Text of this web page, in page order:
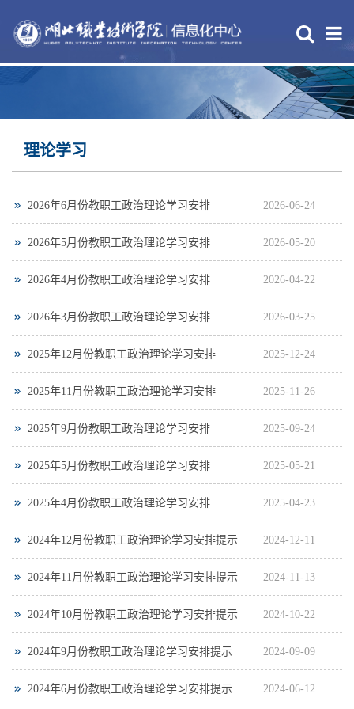
理论学习
2026年6月份教职工政治理论学习安排 2026-06-24
2026年5月份教职工政治理论学习安排 2026-05-20
2026年4月份教职工政治理论学习安排 2026-04-22
2026年3月份教职工政治理论学习安排 2026-03-25
2025年12月份教职工政治理论学习安排 2025-12-24
2025年11月份教职工政治理论学习安排 2025-11-26
2025年9月份教职工政治理论学习安排 2025-09-24
2025年5月份教职工政治理论学习安排 2025-05-21
2025年4月份教职工政治理论学习安排 2025-04-23
2024年12月份教职工政治理论学习安排提示 2024-12-11
2024年11月份教职工政治理论学习安排提示 2024-11-13
2024年10月份教职工政治理论学习安排提示 2024-10-22
2024年9月份教职工政治理论学习安排提示 2024-09-09
2024年6月份教职工政治理论学习安排提示 2024-06-12